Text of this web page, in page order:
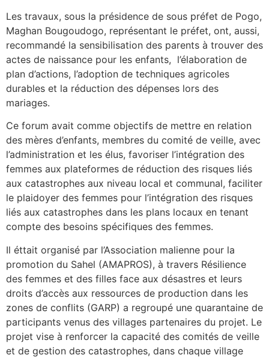
Les travaux, sous la présidence de sous préfet de Pogo,
Maghan Bougoudogo, représentant le préfet, ont, aussi,
recommandé la sensibilisation des parents à trouver des
actes de naissance pour les enfants, l’élaboration de
plan d’actions, l’adoption de techniques agricoles
durables et la réduction des dépenses lors des
mariages.
Ce forum avait comme objectifs de mettre en relation
des mères d’enfants, membres du comité de veille, avec
l’administration et les élus, favoriser l’intégration des
femmes aux plateformes de réduction des risques liés
aux catastrophes aux niveau local et communal, faciliter
le plaidoyer des femmes pour l’intégration des risques
liés aux catastrophes dans les plans locaux en tenant
compte des besoins spécifiques des femmes.
Il éttait organisé par l’Association malienne pour la
promotion du Sahel (AMAPROS), à travers Résilience
des femmes et des filles face aux désastres et leurs
droits d’accès aux ressources de production dans les
zones de conflits (GARP) a regroupé une quarantaine de
participants venus des villages partenaires du projet. Le
projet vise à renforcer la capacité des comités de veille
et de gestion des catastrophes, dans chaque village